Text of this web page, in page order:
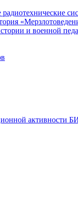
и военной
активности